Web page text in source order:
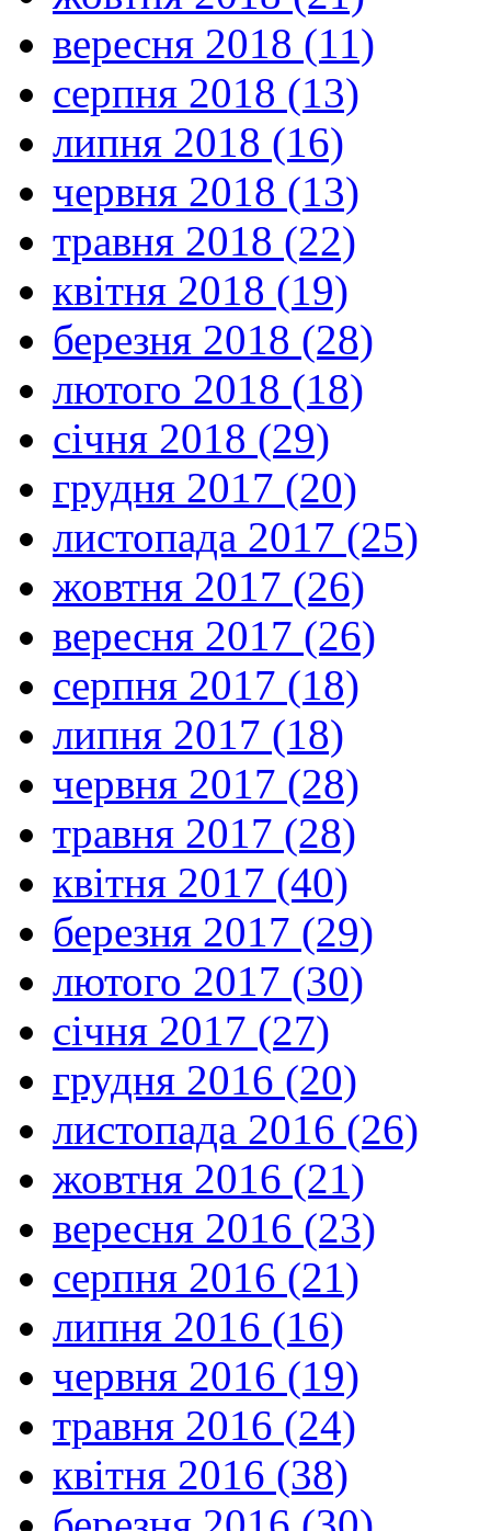
вересня 2018 (11)
серпня 2018 (13)
липня 2018 (16)
червня 2018 (13)
травня 2018 (22)
квітня 2018 (19)
березня 2018 (28)
лютого 2018 (18)
січня 2018 (29)
грудня 2017 (20)
листопада 2017 (25)
жовтня 2017 (26)
вересня 2017 (26)
серпня 2017 (18)
липня 2017 (18)
червня 2017 (28)
травня 2017 (28)
квітня 2017 (40)
березня 2017 (29)
лютого 2017 (30)
січня 2017 (27)
грудня 2016 (20)
листопада 2016 (26)
жовтня 2016 (21)
вересня 2016 (23)
серпня 2016 (21)
липня 2016 (16)
червня 2016 (19)
травня 2016 (24)
квітня 2016 (38)